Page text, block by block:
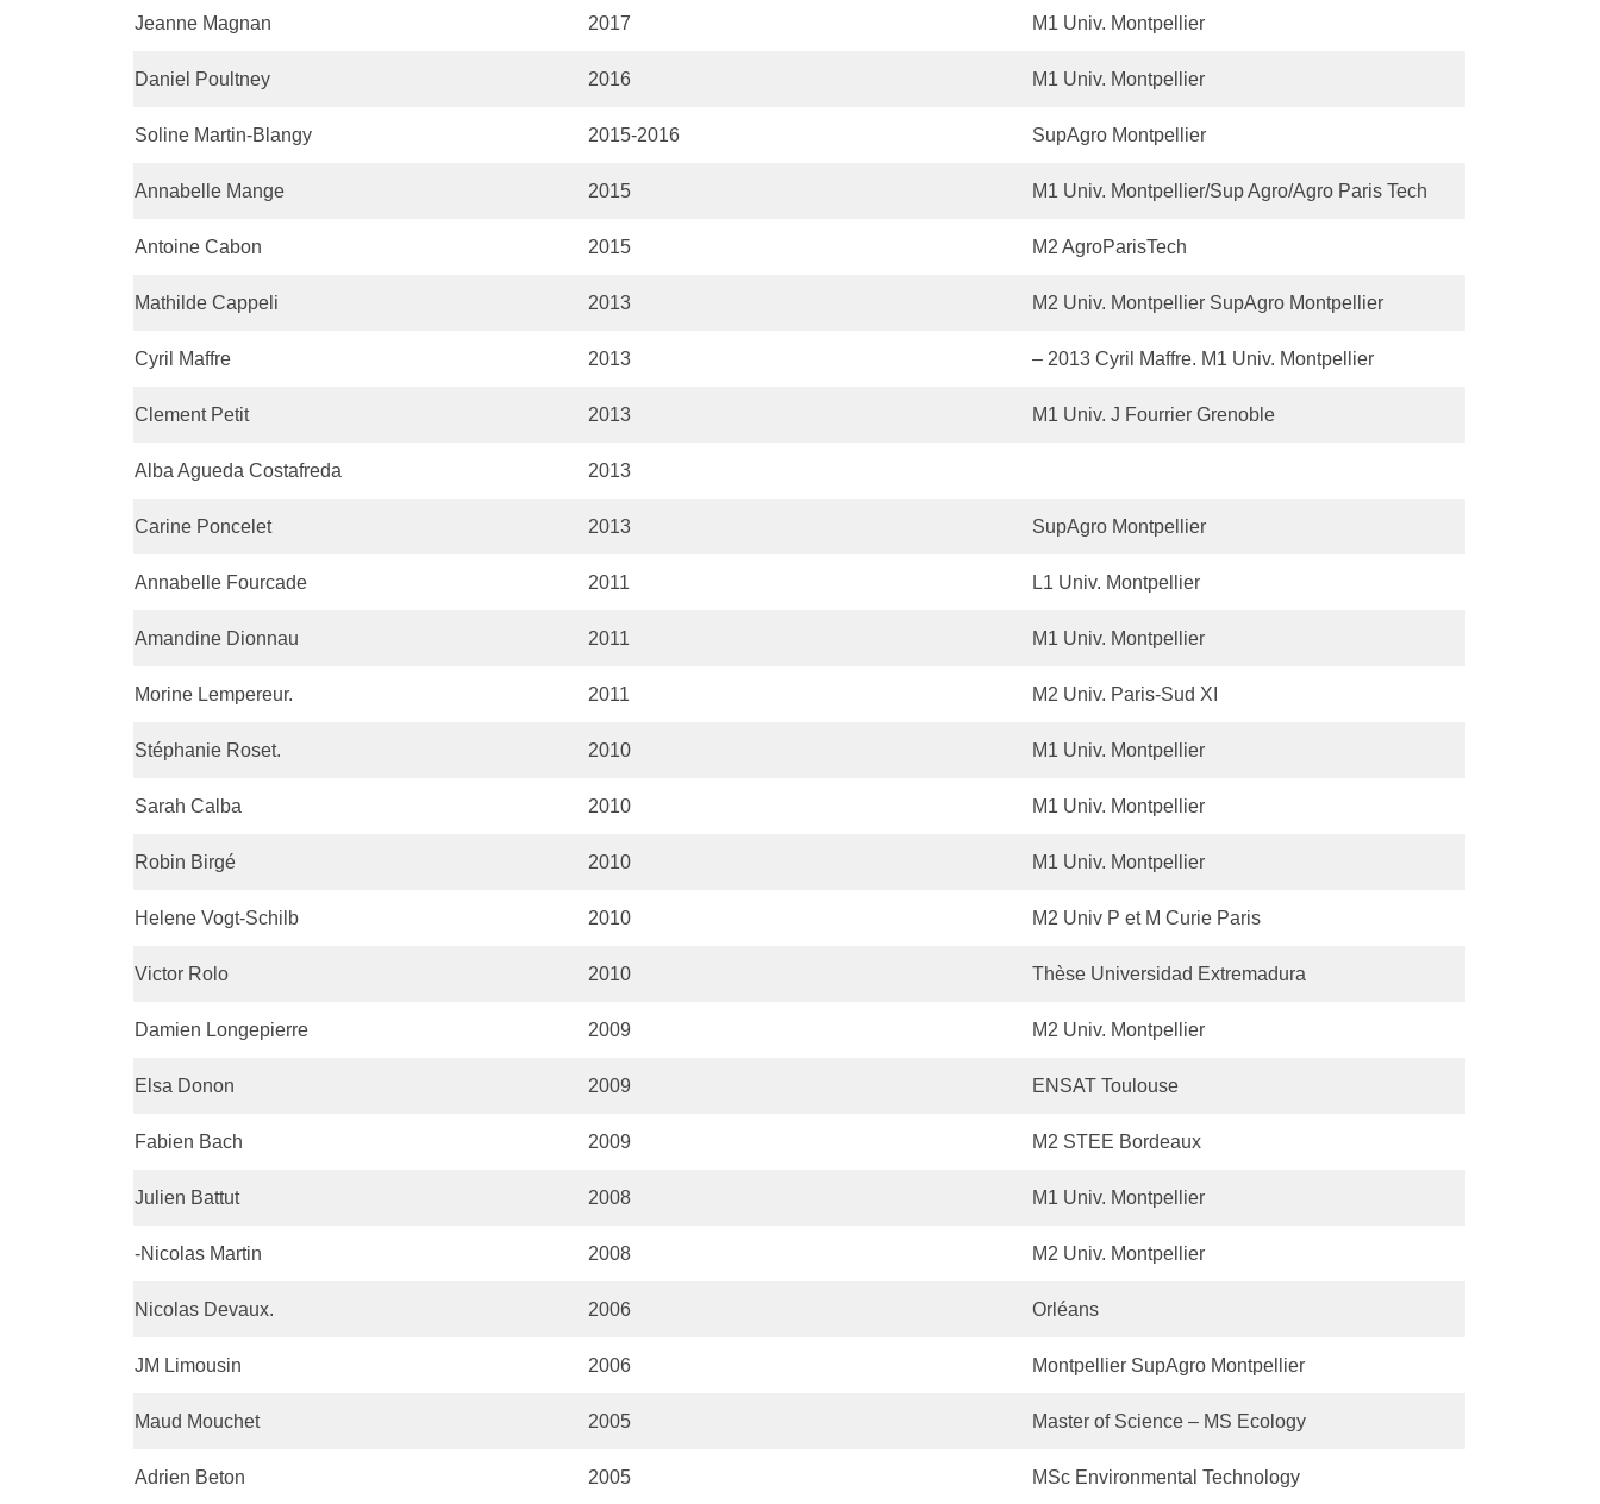
Jeanne Magnan 2017 M1 Univ. Montpellier
Daniel Poultney 2016 M1 Univ. Montpellier
Soline Martin-Blangy 2015-2016 SupAgro Montpellier
Annabelle Mange 2015 M1 Univ. Montpellier/Sup Agro/Agro Paris Tech
Antoine Cabon 2015 M2 AgroParisTech
Mathilde Cappeli 2013 M2 Univ. Montpellier SupAgro Montpellier
Cyril Maffre 2013 – 2013 Cyril Maffre. M1 Univ. Montpellier
Clement Petit 2013 M1 Univ. J Fourrier Grenoble
Alba Agueda Costafreda 2013
Carine Poncelet 2013 SupAgro Montpellier
Annabelle Fourcade 2011 L1 Univ. Montpellier
Amandine Dionnau 2011 M1 Univ. Montpellier
Morine Lempereur. 2011 M2 Univ. Paris-Sud XI
Stéphanie Roset. 2010 M1 Univ. Montpellier
Sarah Calba 2010 M1 Univ. Montpellier
Robin Birgé 2010 M1 Univ. Montpellier
Helene Vogt-Schilb 2010 M2 Univ P et M Curie Paris
Victor Rolo 2010 Thèse Universidad Extremadura
Damien Longepierre 2009 M2 Univ. Montpellier
Elsa Donon 2009 ENSAT Toulouse
Fabien Bach 2009 M2 STEE Bordeaux
Julien Battut 2008 M1 Univ. Montpellier
-Nicolas Martin 2008 M2 Univ. Montpellier
Nicolas Devaux. 2006 Orléans
JM Limousin 2006 Montpellier SupAgro Montpellier
Maud Mouchet 2005 Master of Science – MS Ecology
Adrien Beton 2005 MSc Environmental Technology